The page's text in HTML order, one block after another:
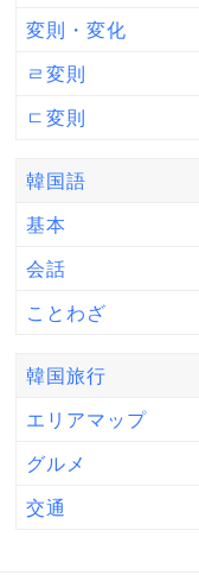
変則・変化
ㄹ変則
ㄷ変則
韓国語
基本
会話
ことわざ
韓国旅行
エリアマップ
グルメ
交通